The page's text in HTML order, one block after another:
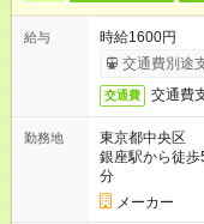
給与
時給1600円
交通費別途
交通費 交通費
勤務地
東京都中央区
銀座駅から徒歩
分
メーカー